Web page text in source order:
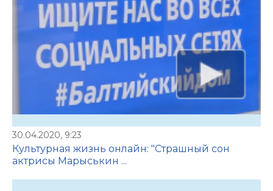
30.04.2020, 9:23
Культурная жизнь онлайн: "Страшный сон
актрисы Марыськин ...